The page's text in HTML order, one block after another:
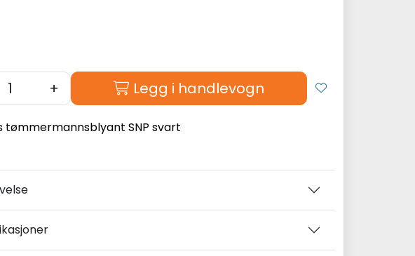
+ Legg i handlevogn
tømmermannsblyant SNP svart